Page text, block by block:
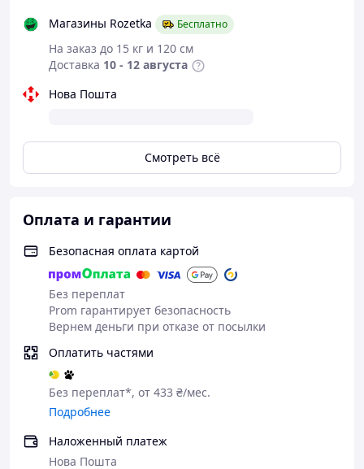
Магазины Rozetka
Бесплатно
На заказ до 15 кг и 120 см
Доставка 10 - 12 августа
Нова Пошта
Смотреть всё
Оплата и гарантии
Безопасная оплата картой
Без переплат
Prom гарантирует безопасность
Вернем деньги при отказе от посылки
Оплатить частями
Без переплат*, от 433 ₴/мес.
Подробнее
Наложенный платеж
Нова Пошта